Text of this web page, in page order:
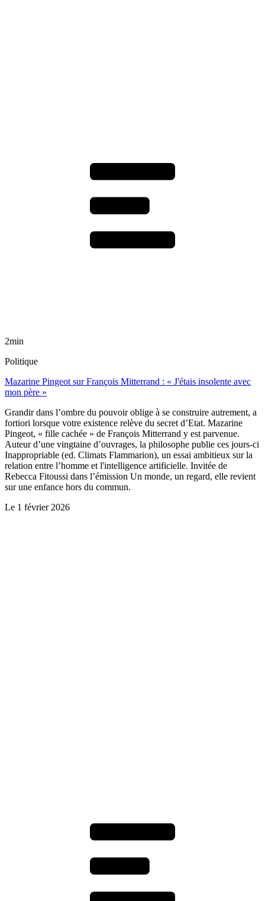
2min
Politique
Mazarine Pingeot sur François Mitterrand : « J'étais insolente avec
mon père »
Grandir dans l’ombre du pouvoir oblige à se construire autrement, a
fortiori lorsque votre existence relève du secret d’Etat. Mazarine
Pingeot, « fille cachée » de François Mitterrand y est parvenue.
Auteur d’une vingtaine d’ouvrages, la philosophe publie ces jours-ci
Inappropriable (ed. Climats Flammarion), un essai ambitieux sur la
relation entre l’homme et l'intelligence artificielle. Invitée de
Rebecca Fitoussi dans l’émission Un monde, un regard, elle revient
sur une enfance hors du commun.
Le 1 février 2026